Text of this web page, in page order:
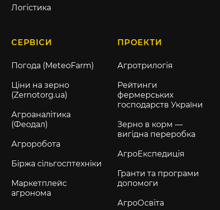
Логістика
СЕРВІСИ
Погода (MeteoFarm)
Ціни на зерно
(Zernotorg.ua)
Агроаналітика
(Феодал)
Агроробота
Біржа сільгосптехніки
Маркетплейс
агронома
ПРОЕКТИ
Агротрилогія
Рейтинги
фермерських
господарств України
Зерно в корм —
вигідна переробка
АгроЕкспедиція
Гранти та програми
допомоги
АгроОсвіта